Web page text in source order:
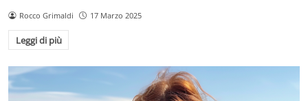
Rocco Grimaldi 17 Marzo 2025
Leggi di più